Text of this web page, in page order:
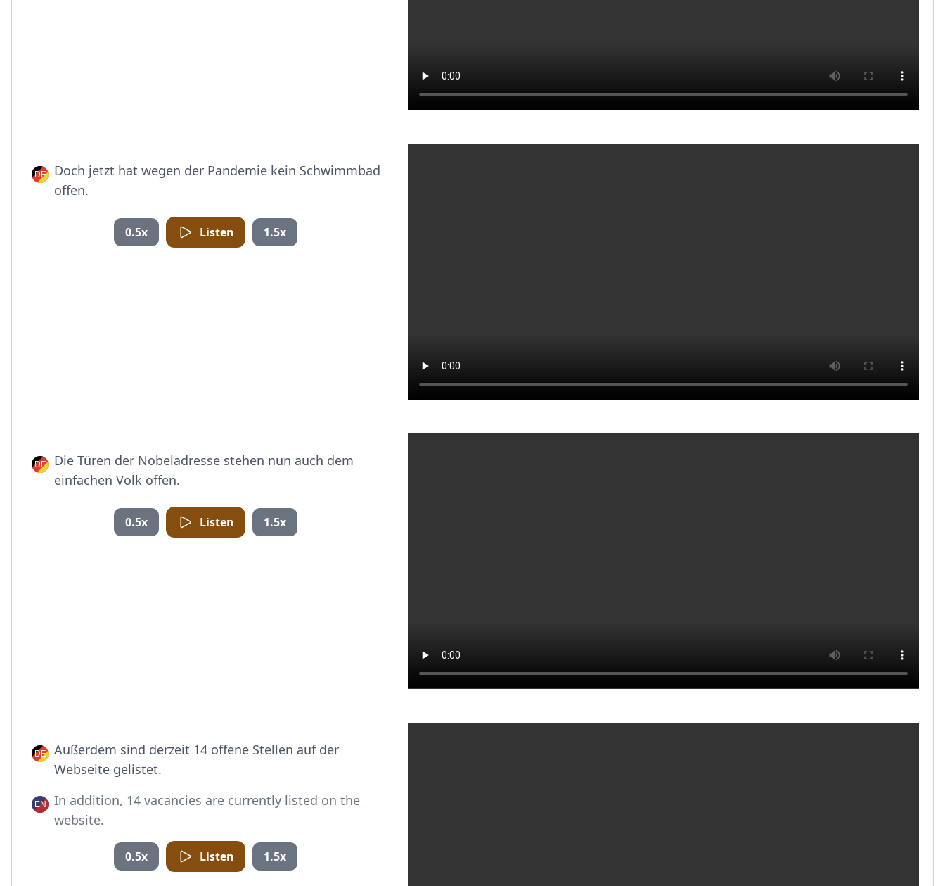
Doch jetzt hat wegen der Pandemie kein Schwimmbad
offen.
0.5x Listen 1.5x
Die Türen der Nobeladresse stehen nun auch dem
einfachen Volk offen.
0.5x Listen 1.5x
Außerdem sind derzeit 14 offene Stellen auf der
Webseite gelistet.
In addition, 14 vacancies are currently listed on the
website.
0.5x Listen 1.5x